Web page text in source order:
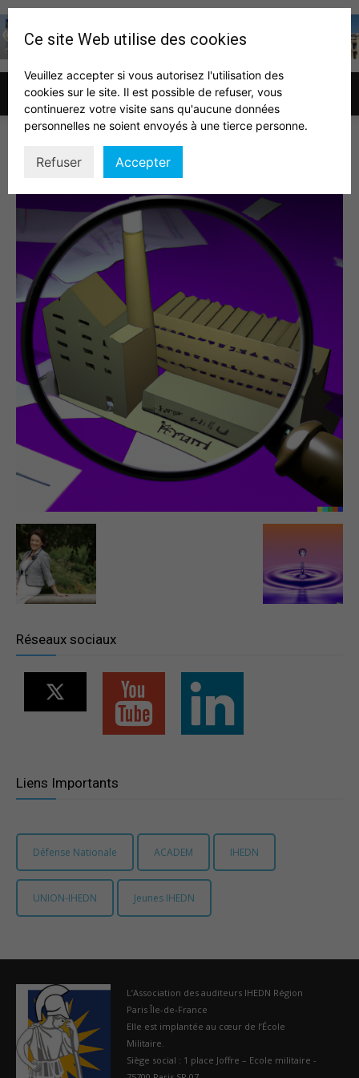
Association
auditeurs
IHEDN
Région
de-
int eco
Réseaux sociaux
Liens Importants
Défense Nationale ACADEM IHEDN
UNION-IHEDN Jeunes IHEDN
L’Association des auditeurs IHEDN Région
Paris Île-de-France
Elle est implantée au cœur de l’École
Militaire.
Siège social : 1 place Joffre – Ecole militaire -
Ce site Web utilise des cookies
Veuillez accepter si vous autorisez l'utilisation des
cookies sur le site. Il est possible de refuser, vous
continuerez votre visite sans qu'aucune données
personnelles ne soient envoyés à une tierce personne.
Refuser Accepter